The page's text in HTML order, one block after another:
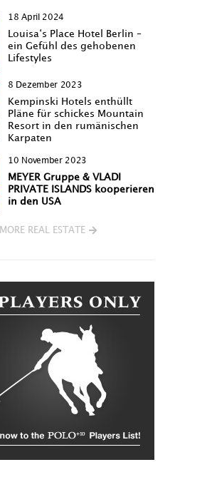
18 April 2024
Louisa‘s Place Hotel Berlin –
ein Gefühl des gehobenen
Lifestyles
8 Dezember 2023
Kempinski Hotels enthüllt
Pläne für schickes Mountain
Resort in den rumänischen
Karpaten
10 November 2023
MEYER Gruppe & VLADI
PRIVATE ISLANDS kooperieren
in den USA
MORE REAL ESTATE